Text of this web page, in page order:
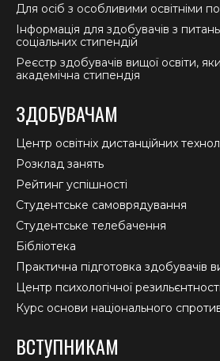
Для осіб з особливими освітніми
Інформація для здобувачів з
соціальних стипендій
Реєстр здобувачів вищої освіти,
академічна стипендія
ЗДОБУВАЧАМ
Центр освітніх дистанційних
Розклад занять
Рейтинг успішності
Студентське самоврядування
Студентське телебачення
Бібліотека
Практична підготовка здобувачів
Центр психологічної
Курс основи національного
ВСТУПНИКАМ